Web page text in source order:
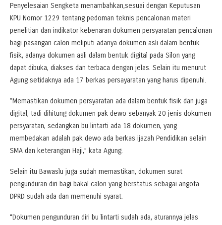
Penyelesaian Sengketa menambahkan,sesuai dengan Keputusan
KPU Nomor 1229 tentang pedoman teknis pencalonan materi
penelitian dan indikator kebenaran dokumen persyaratan pencalonan
bagi pasangan calon meliputi adanya dokumen asli dalam bentuk
fisik, adanya dokumen asli dalam bentuk digital pada Silon yang
dapat dibuka, diakses dan terbaca dengan jelas. Selain itu menurut
Agung setidaknya ada 17 berkas persayaratan yang harus dipenuhi.
”Memastikan dokumen persyaratan ada dalam bentuk fisik dan juga
digital, tadi dihitung dokumen pak dewo sebanyak 20 jenis dokumen
persyaratan, sedangkan bu lintarti ada 18 dokumen, yang
membedakan adalah pak dewo ada berkas ijazah Pendidikan selain
SMA dan keterangan Haji,” kata Agung.
Selain itu Bawaslu juga sudah memastikan, dokumen surat
pengunduran diri bagi bakal calon yang berstatus sebagai angota
DPRD sudah ada dan memenuhi syarat.
“Dokumen pengunduran diri bu lintarti sudah ada, aturannya jelas